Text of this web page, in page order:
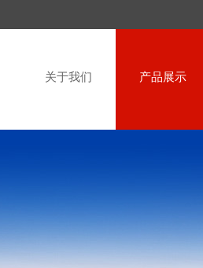
关于我们 产品展示